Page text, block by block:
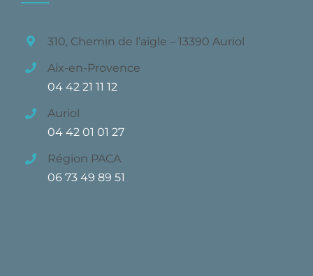
310, Chemin de l’aigle – 13390 Auriol
Aix-en-Provence
04 42 21 11 12
Auriol
04 42 01 01 27
Région PACA
06 73 49 89 51